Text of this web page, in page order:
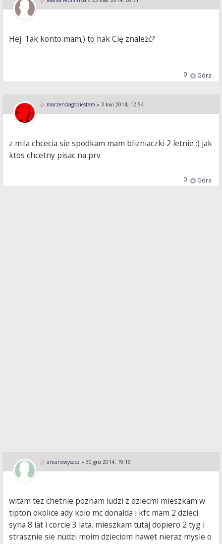
Hej. Tak konto mam;) to hak Cię znaleźć?
Góra
0
marzenciagdziestam » 3 kwi 2014, 12:54
z mila chcecia sie spodkam mam blizniaczki 2 letnie :) jak
ktos chcetny pisac na prv
Góra
0
anianowysacz » 30 gru 2014, 19:19
witam tez chetnie poznam ludzi z dziecmi mieszkam w
tipton okolice ady kolo mc donalda i kfc mam 2 dzieci
syna 8 lat i corcie 3 lata. mieszkam tutaj dopiero 2 tyg i
strasznie sie nudzi moim dzieciom nawet nieraz mysle o